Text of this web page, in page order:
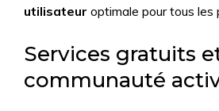
utilisateur optimale pour tous les
Services gratuits
communauté